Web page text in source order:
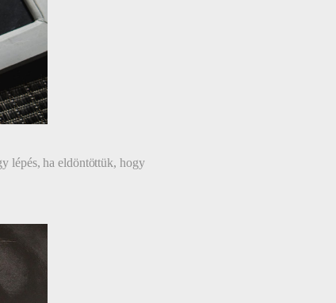
lépés, ha eldöntöttük, hogy